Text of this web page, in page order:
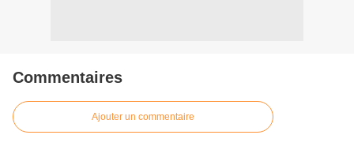
Commentaires
Ajouter un commentaire